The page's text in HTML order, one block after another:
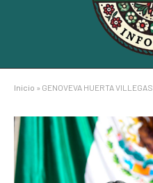
Inicio » GENOVEVA HUERTA VILLEGAS